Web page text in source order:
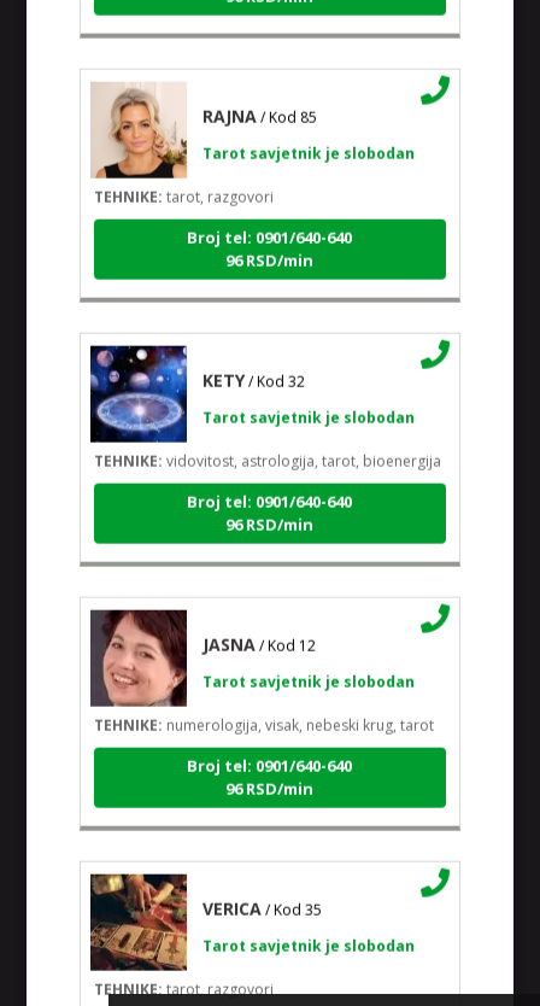
RAJNA / Kod 85
Tarot savjetnik je slobodan
TEHNIKE: tarot, razgovori
Broj tel: 0901/640-640
96 RSD/min
KETY / Kod 32
Tarot savjetnik je slobodan
TEHNIKE: vidovitost, astrologija, tarot, bioenergija
Broj tel: 0901/640-640
96 RSD/min
JASNA / Kod 12
Tarot savjetnik je slobodan
TEHNIKE: numerologija, visak, nebeski krug, tarot
Broj tel: 0901/640-640
96 RSD/min
VERICA / Kod 35
Tarot savjetnik je slobodan
TEHNIKE: tarot, razgovori